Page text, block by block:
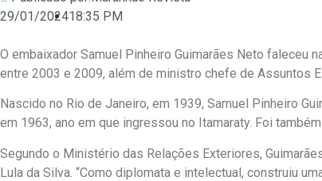
29/01/202418:35 PM
O embaixador Samuel Pinheiro Guimarães Neto faleceu
entre 2003 e 2009, além de ministro chefe de Assuntos
Nascido no Rio de Janeiro, em 1939, Samuel Pinheiro
em 1963, ano em que ingressou no Itamaraty. Foi
Segundo o Ministério das Relações Exteriores,
Lula da Silva. “Como diplomata e intelectual, construiu